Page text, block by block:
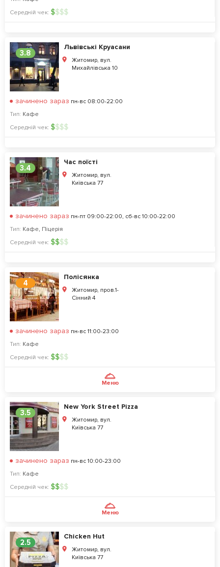
Середній чек: $$$$
3.8
Львівські Круасани
Житомир, вул.
Михайлівська 10
зачинено зараз пн-вс 08:00-22:00
Тип: Кафе
Середній чек: $$$$
3.4
Час поїсті
Житомир, вул.
Київська 77
зачинено зараз пн-пт 09:00-22:00, сб-вс 10:00-22:00
Тип: Кафе, Піцерія
Середній чек: $$$$
4
Полісянка
Житомир, пров.1-
Сінний 4
зачинено зараз пн-вс 11:00-23:00
Тип: Кафе
Середній чек: $$$$
Меню
3.5
New York Street Pizza
Житомир, вул.
Київська 77
зачинено зараз пн-вс 10:00-23:00
Тип: Кафе
Середній чек: $$$$
Меню
2.5
Chicken Hut
Житомир, вул.
Київська 77